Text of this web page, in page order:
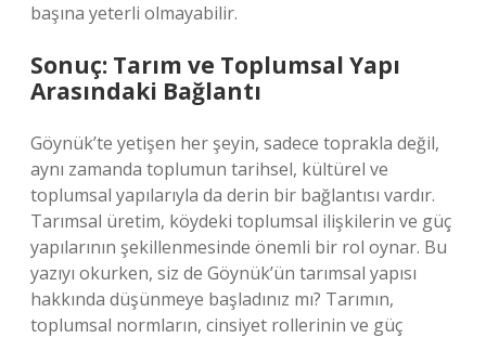
başına yeterli olmayabilir.
Sonuç: Tarım ve Toplumsal Yapı
Arasındaki Bağlantı
Göynük’te yetişen her şeyin, sadece toprakla değil,
aynı zamanda toplumun tarihsel, kültürel ve
toplumsal yapılarıyla da derin bir bağlantısı vardır.
Tarımsal üretim, köydeki toplumsal ilişkilerin ve güç
yapılarının şekillenmesinde önemli bir rol oynar. Bu
yazıyı okurken, siz de Göynük’ün tarımsal yapısı
hakkında düşünmeye başladınız mı? Tarımın,
toplumsal normların, cinsiyet rollerinin ve güç